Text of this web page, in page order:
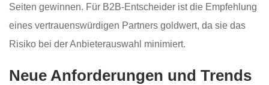
Seiten gewinnen. Für B2B-Entscheider ist die Empfehlung
eines vertrauenswürdigen Partners goldwert, da sie das
Risiko bei der Anbieterauswahl minimiert.
Neue Anforderungen und Trends